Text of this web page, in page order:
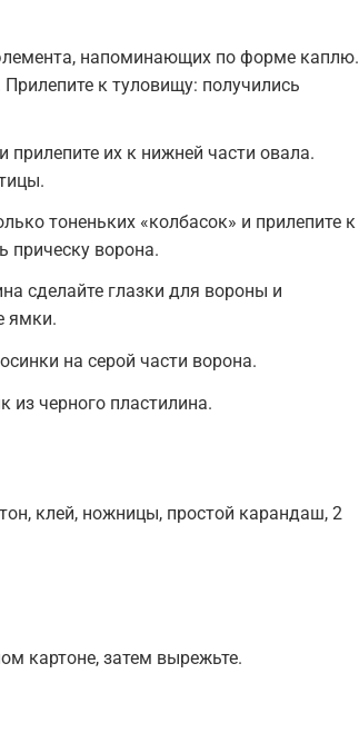
напоминающих по форме каплю.
к туловищу: получились
прилепите их к нижней части овала.
тоненьких «колбасок» и прилепите к
прическу ворона.
сделайте глазки для вороны и
ямки.
на серой части ворона.
из черного пластилина.
клей, ножницы, простой карандаш, 2
картоне, затем вырежьте.